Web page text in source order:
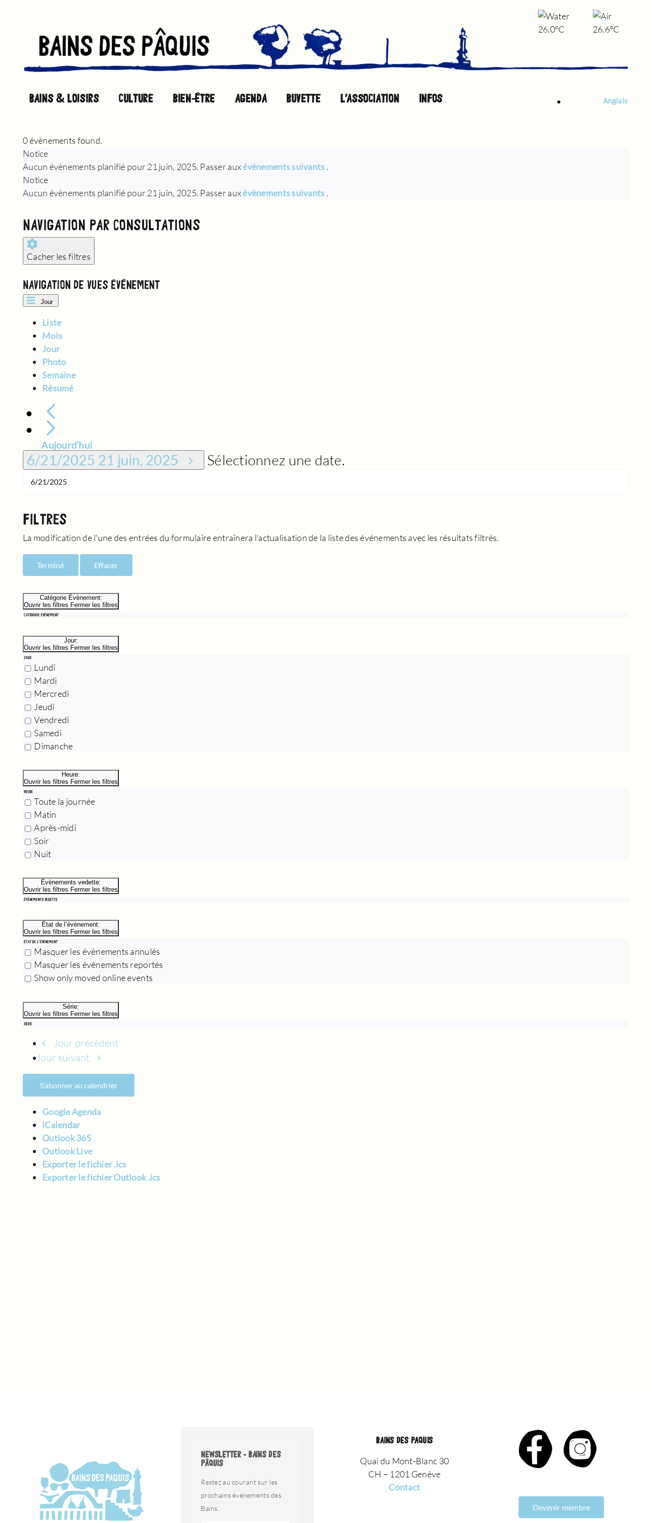
26.0°C 26.6°C
BAINS & LOISIRS CULTURE BIEN-ÊTRE AGENDA BUVETTE L’ASSOCIATION INFOS Anglais
0 évènements found.
ÉVÈNEMENTS
FOR
21
JUIN,
2025
Notice
Aucun évènements planifié pour 21 juin, 2025. Passer auxévènements suivants .
Notice
Aucun évènements planifié pour 21 juin, 2025. Passer auxévènements suivants .
NAVIGATION PAR CONSULTATIONS
Cacher les filtres
NAVIGATION DE VUES ÉVÈNEMENT
Jour
Liste
Mois
Jour
Photo
Semaine
Résumé
Aujourd’hui
6/21/2025 21 juin, 2025 Sélectionnez une date.
FILTRES
La modification de l'une des entrées du formulaire entraînera l'actualisation de la liste des événements avec les résultats filtrés.
Terminé Effacer
Catégorie Évènement:
Ouvrir les filtres Fermer les filtres
CATÉGORIE ÉVÈNEMENT
Jour:
Ouvrir les filtres Fermer les filtres
JOUR
Lundi
Mardi
Mercredi
Jeudi
Vendredi
Samedi
Dimanche
Heure:
Ouvrir les filtres Fermer les filtres
HEURE
Toute la journée
Matin
Après-midi
Soir
Nuit
Évènements vedette:
Ouvrir les filtres Fermer les filtres
ÉVÈNEMENTS VEDETTE
État de l’évènement:
Ouvrir les filtres Fermer les filtres
ÉTAT DE L’ÉVÈNEMENT
Masquer les évènements annulés
Masquer les évènements reportés
Show only moved online events
Série:
Ouvrir les filtres Fermer les filtres
SÉRIE
Jour précédent
Jour suivant
S’abonner au calendrier
Google Agenda
iCalendar
Outlook 365
Outlook Live
Exporter le fichier .ics
Exporter le fichier Outlook .ics
NEWSLETTER - BAINS DES
PÂQUIS
Restez au courant sur les
prochains événements des
Bains.
BAINS DES PAQUIS
Quai du Mont-Blanc 30
CH – 1201 Genève
Contact
Devenir membre